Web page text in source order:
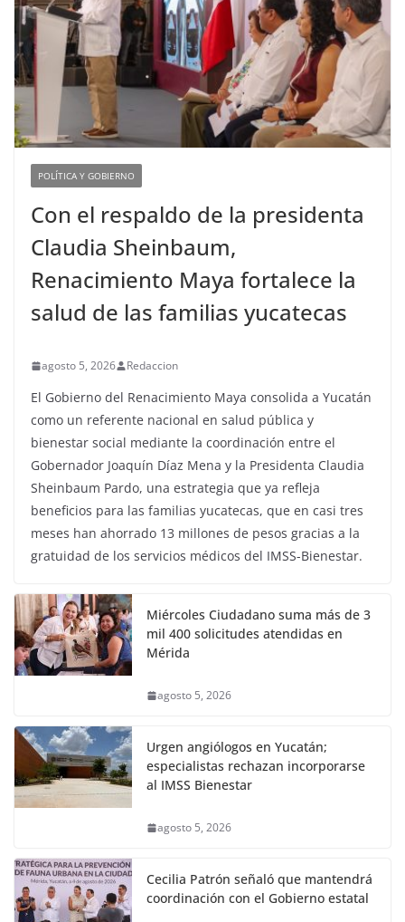
POLÍTICA Y GOBIERNO
Con el respaldo de la presidenta
Claudia Sheinbaum,
Renacimiento Maya fortalece la
salud de las familias yucatecas
agosto 5, 2026 Redaccion
El Gobierno del Renacimiento Maya consolida a Yucatán
como un referente nacional en salud pública y
bienestar social mediante la coordinación entre el
Gobernador Joaquín Díaz Mena y la Presidenta Claudia
Sheinbaum Pardo, una estrategia que ya refleja
beneficios para las familias yucatecas, que en casi tres
meses han ahorrado 13 millones de pesos gracias a la
gratuidad de los servicios médicos del IMSS-Bienestar.
Miércoles Ciudadano suma más de 3
mil 400 solicitudes atendidas en
Mérida
agosto 5, 2026
Urgen angiólogos en Yucatán;
especialistas rechazan incorporarse
al IMSS Bienestar
agosto 5, 2026
Cecilia Patrón señaló que mantendrá
coordinación con el Gobierno estatal